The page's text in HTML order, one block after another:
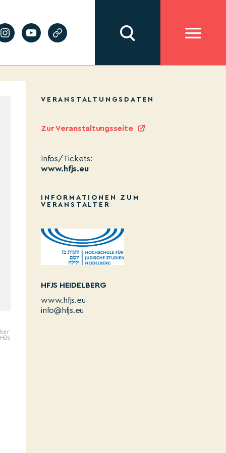
VERANSTALTUNGSDATEN
Zur Veranstaltungsseite
Infos/Tickets:
www.hfjs.eu
INFORMATIONEN ZUM
VERANSTALTER
HFJS HEIDELBERG
www.hfjs.eu
info@hfjs.eu